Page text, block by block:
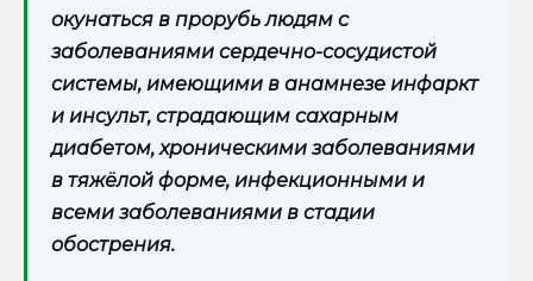
окунаться в прорубь людям с
заболеваниями сердечно-сосудистой
системы, имеющими в анамнезе инфаркт
и инсульт, страдающим сахарным
диабетом, хроническими заболеваниями
в тяжёлой форме, инфекционными и
всеми заболеваниями в стадии
обострения.